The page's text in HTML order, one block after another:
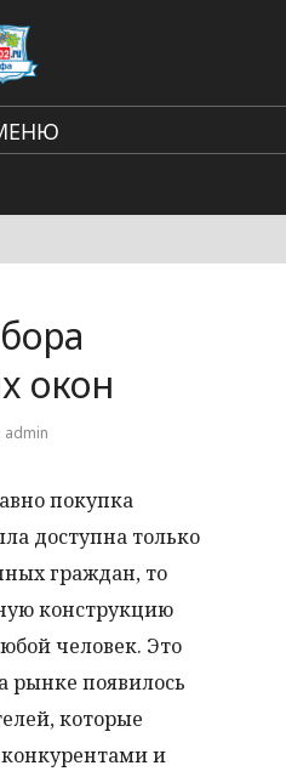
события
окон
admin
покупка
доступна только
граждан, то
конструкцию
человек. Это
рынке появилось
которые
и